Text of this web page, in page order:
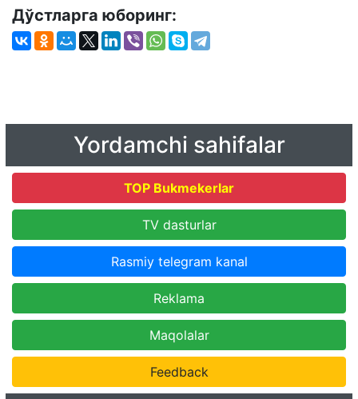
Дўстларга юборинг:
Yordamchi sahifalar
TOP Bukmekerlar
TV dasturlar
Rasmiy telegram kanal
Reklama
Maqolalar
Feedback